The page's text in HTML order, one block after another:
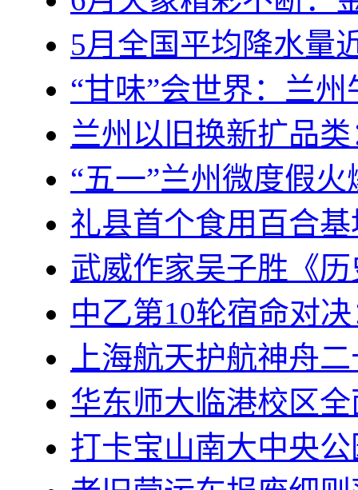
5月全国平均降水量
“甘味”会世界：兰
兰州以旧换新扩品
“五一”兰州微度假
礼县首个食用百合
武威作家吴子胜《
中乙第10轮宿命对
上海航天护航神舟
华东师大临港校区
打卡宝山南大中央